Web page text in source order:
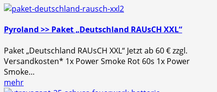
Pyroland >> Paket „Deutschland RAUsCH XXL“
Paket „Deutschland RAUsCH XXL“ Jetzt ab 60 € zzgl.
Versandkosten* 1x Power Smoke Rot 60s 1x Power
Smoke…
mehr